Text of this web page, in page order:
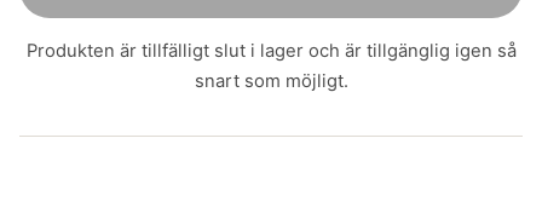
Produkten är tillfälligt slut i lager och är tillgänglig igen så
snart som möjligt.